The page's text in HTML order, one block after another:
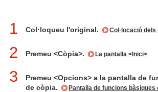
1 Col·loqueu l'original. Col·locació dels
2 Premeu <Còpia>. La pantalla <Inici>
3
Premeu <Opcions> a la pantalla de
de còpia.
Pantalla de funcions bàsiques